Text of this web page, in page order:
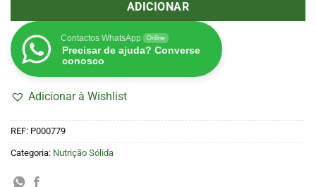
ADICIONAR
Contactos WhatsApp Online
Precisar de ajuda? Converse
conosco
Adicionar à Wishlist
REF: P000779
Categoria: Nutrição Sólida